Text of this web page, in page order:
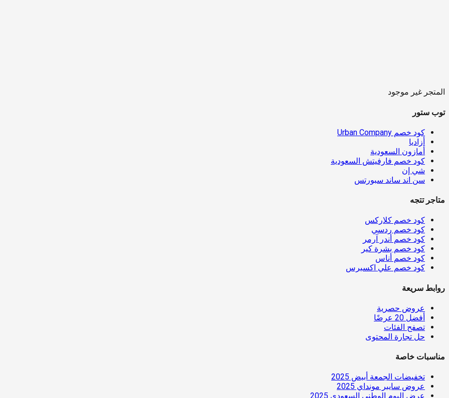
المتجر غير موجود
توب ستور
كود خصم Urban Company
أزاديا
أمازون السعودية
كود خصم فارفيتش السعودية
شي إن
سن اند ساند سبورتس
متاجر تتجه
كود خصم كلاركس
كود خصم ردسي
كود خصم أندر آرمر
كود خصم بشرة كير
كود خصم أناس
كود خصم علي اكسبرس
روابط سريعة
عروض حصرية
أفضل 20 عرضًا
تصفح الفئات
حل تجارة المحتوى
مناسبات خاصة
تخفيضات الجمعة أبيض 2025
عروض سايبر مونداي 2025
عرض اليوم الوطني السعودي 2025